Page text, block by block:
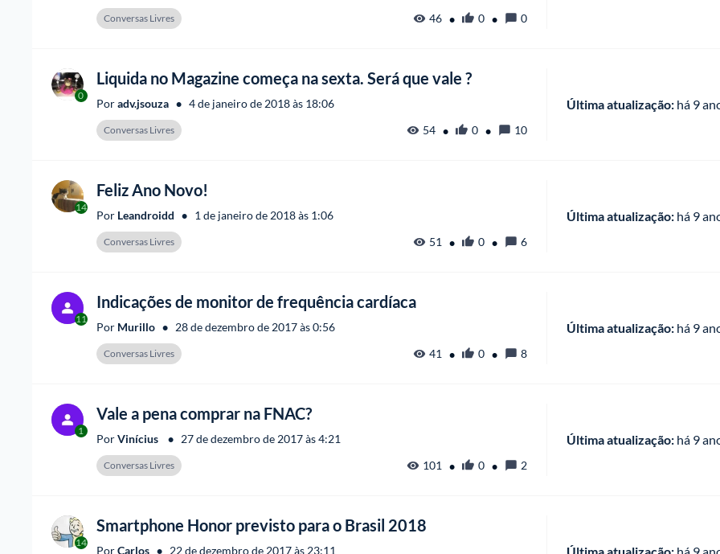
Conversas Livres 46 • 0 • 0
0
Liquida no Magazine começa na sexta. Será que vale ?
Por adv.jsouza • 4 de janeiro de 2018 às 18:06
Conversas Livres 54 • 0 • 10
Última atualização: há 9
14
Feliz Ano Novo!
Por Leandroidd • 1 de janeiro de 2018 às 1:06
Conversas Livres 51 • 0 • 6
Última atualização: há 9
11
Indicações de monitor de frequência cardíaca
Por Murillo • 28 de dezembro de 2017 às 0:56
Conversas Livres 41 • 0 • 8
Última atualização: há 9
1
Vale a pena comprar na FNAC?
Por Vinícius • 27 de dezembro de 2017 às 4:21
Conversas Livres 101 • 0 • 2
Última atualização: há 9
14
Smartphone Honor previsto para o Brasil 2018
Por Carlos • 22 de dezembro de 2017 às 23:11